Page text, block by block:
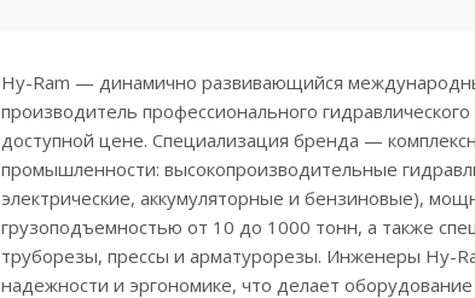
Hy-Ram — динамично развивающийся
производитель профессионального
доступной цене. Специализация бренда —
промышленности: высокопроизводительные
электрические, аккумуляторные и бензиновые),
грузоподъемностью от 10 до 1000 тонн, а также
труборезы, прессы и арматурорезы. Инженеры Hy-
надежности и эргономике, что делает